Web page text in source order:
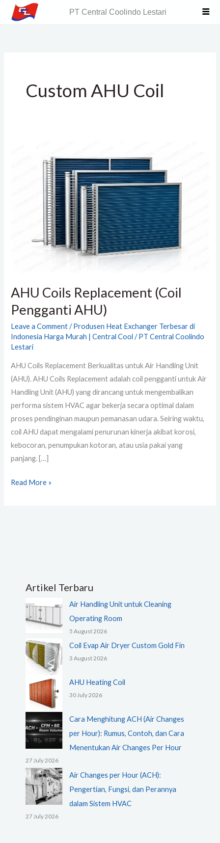
PT Central Coolindo Lestari
Custom AHU Coil
AHU Coils Replacement (Coil
Pengganti AHU)
Leave a Comment /Produsen Heat Exchanger Terbesar di
Indonesia Harga Murah | Central Cool /PT Central Coolindo
Lestari
AHU Coils Replacement Berkualitas untuk Air Handling Unit
(AHU). AHU Coils Replacement adalah coil pengganti untuk Air
Handling Unit (AHU) yang dirancang untuk mengembalikan
performa sistem HVAC agar bekerja secara optimal dalam
proses pendinginan maupun pemanasan udara. Seiring waktu,
coil AHU dapat mengalami penurunan kinerja akibat korosi,
kebocoran, penumpukan kotoran, atau usia pakai yang
panjang. […]
Replacement
Read More »
Artikel Terbaru
Air Handling Unit untuk Cleaning
Operating Room
5 August 2026
Coil Evap Air Dryer Custom Gold Fin
3 August 2026
AHU Heating Coil
30 July 2026
Cara Menghitung ACH (Air Changes
per Hour): Rumus, Contoh, dan Cara
Menentukan Air Changes Per Hour
27 July 2026
Air Changes per Hour (ACH):
Pengertian, Fungsi, dan Perannya
dalam Sistem HVAC
27 July 2026